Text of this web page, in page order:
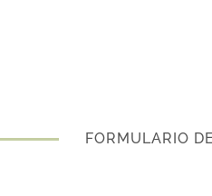
FORMULARIO